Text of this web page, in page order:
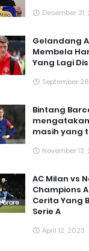
Desember 31,
Gelandang
Membela
Yang Lagi
September
Bintang
masih yang
November 13,
AC Milan vs
Champions
Cerita Yang
Serie A
April 12, 2023